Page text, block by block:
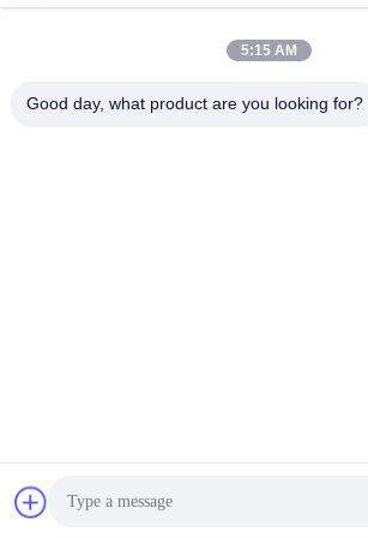
N°53, Science Avenue, district de haute
Fournisseur. © de Copyright 2024-2025
and Export Trading Co., Ltd. . Tous
5:15 AM
Good day, what product are you looking for?